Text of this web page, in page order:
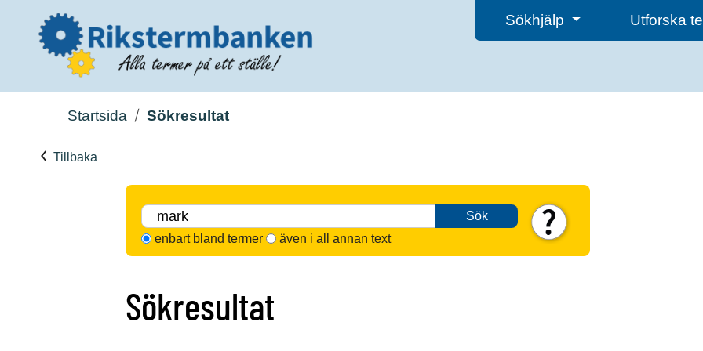
Sökhjälp Utforska
Startsida Sökresultat
Tillbaka
Sök
enbart bland termer
även i all annan text
Sökresultat